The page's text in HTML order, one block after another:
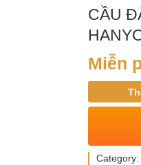
CẦU
Miễn
Category: